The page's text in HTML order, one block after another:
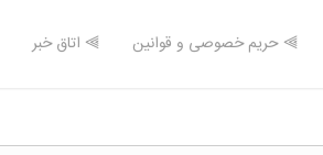
⫸ حریم خصوصی و قوانین ⫸ اتاق خبر